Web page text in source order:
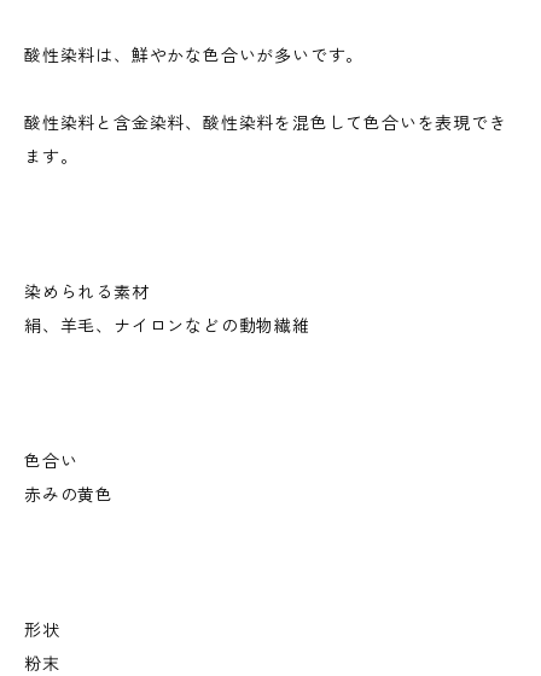
酸性染料は、鮮やかな色合いが多いです。
酸性染料と含金染料、酸性染料を混色して色合いを表現でき
ます。
染められる素材
絹、羊毛、ナイロンなどの動物繊維
色合い
赤みの黄色
形状
粉末